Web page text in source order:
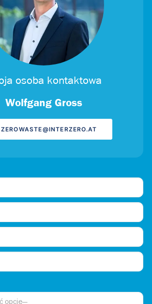
osoba kontaktowa
Wolfgang Gross
ZEROWASTE@INTERZERO.AT